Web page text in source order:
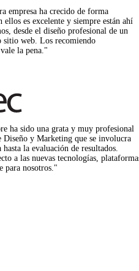
empresa ha crecido de forma
es excelente y siempre están ahí
desde el diseño profesional de un
sitio web. Los recomiendo
la pena."
ha sido una grata y muy profesional
y Marketing que se involucra
la evaluación de resultados.
a las nuevas tecnologías,
para nosotros."